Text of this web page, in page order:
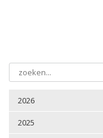
2026
2025